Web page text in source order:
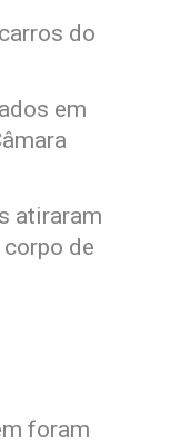
do
em
atiraram
de
foram